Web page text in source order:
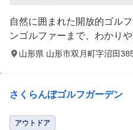
自然に囲まれた開放的ゴル
ンゴルファーまで、わかり
山形県 山形市双月町字沼田
さくらんぼゴルフガーデン
アウトドア